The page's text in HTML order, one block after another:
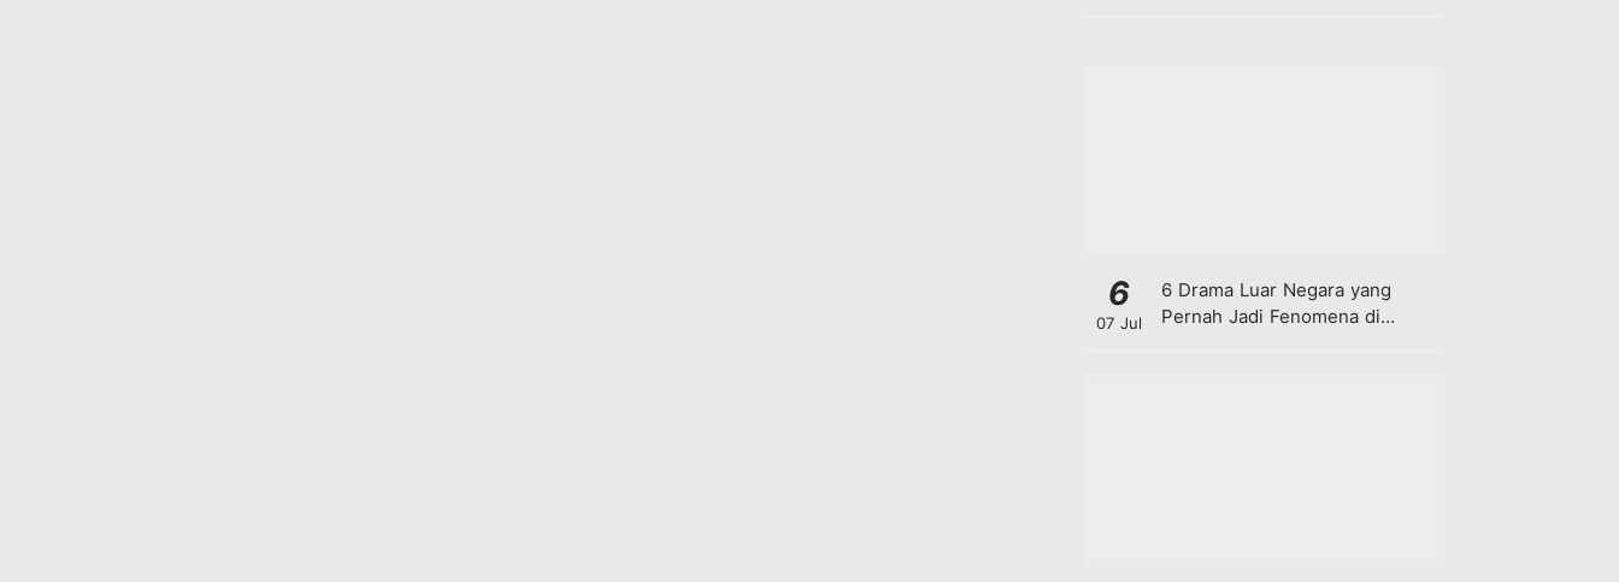
6
07 Jul
6 Drama Luar Negara yang
Pernah Jadi Fenomena di